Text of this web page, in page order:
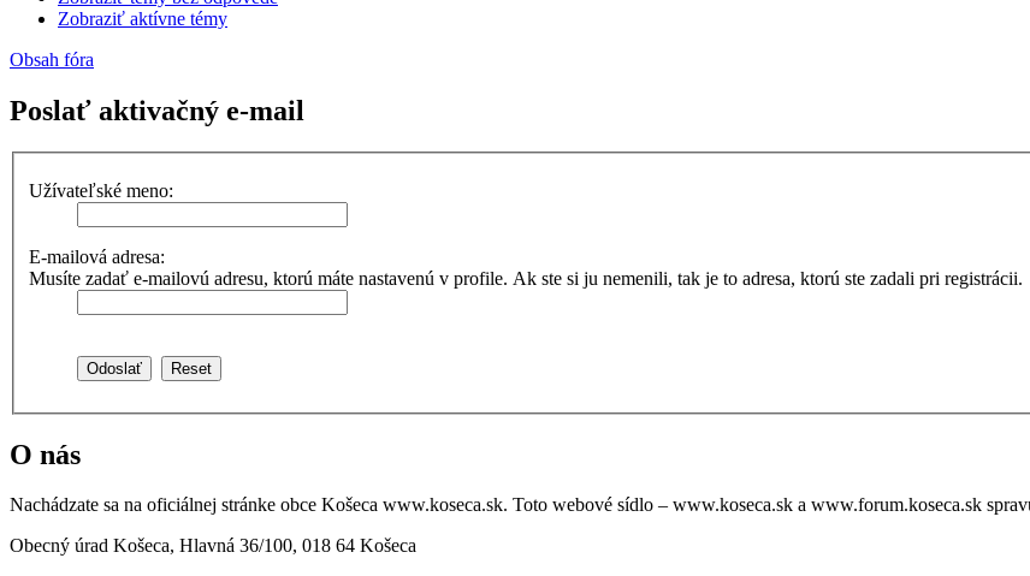
Zobraziť aktívne témy
Obsah fóra
Poslať aktivačný e-mail
Užívateľské meno:
E-mailová adresa:
Musíte zadať e-mailovú adresu, ktorú máte nastavenú v profile. Ak ste si ju nemenili, tak je to adresa, ktorú ste zadali pri registrácii.
O nás
Nachádzate sa na oficiálnej stránke obce Košeca www.koseca.sk. Toto webové sídlo – www.koseca.sk a www.forum.koseca.sk
Obecný úrad Košeca, Hlavná 36/100, 018 64 Košeca